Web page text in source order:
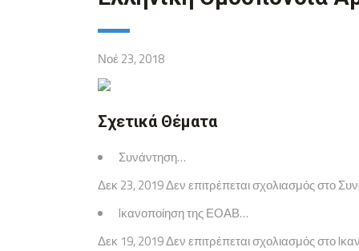
Νοέ 23, 2018
Σχετικά Θέματα
Συνάντηση…
Δεκ 23, 2019 Δεν επιτρέπεται σχολιασμός στο
Iκανοποίηση της ΕΟΑΒ…
Δεκ 19, 2019 Δεν επιτρέπεται σχολιασμός στο